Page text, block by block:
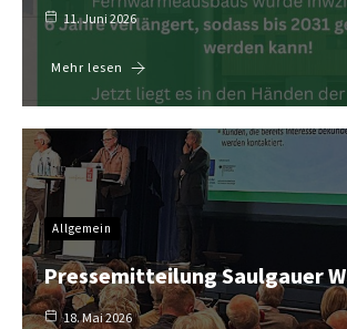
11. Juni 2026
Mehr lesen
Allgemein
Pressemitteilung Saulgauer
18. Mai 2026